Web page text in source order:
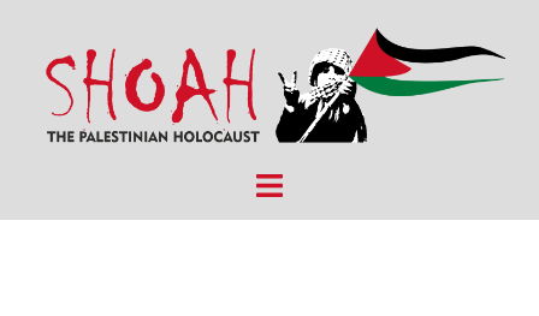
content
Toggle